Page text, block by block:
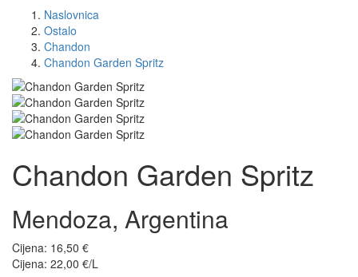
Naslovnica
Ostalo
Chandon
Chandon Garden Spritz
Chandon Garden Spritz
Mendoza, Argentina
Cijena: 16,50 €
Cijena: 22,00 €/L